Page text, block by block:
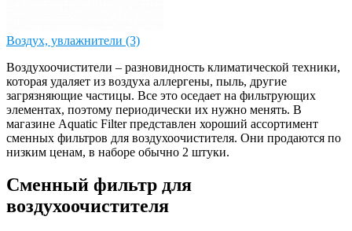
Воздух, увлажнители (3)
Воздухоочистители – разновидность климатической техники,
которая удаляет из воздуха аллергены, пыль, другие
загрязняющие частицы. Все это оседает на фильтрующих
элементах, поэтому периодически их нужно менять. В
магазине Aquatic Filter представлен хороший ассортимент
сменных фильтров для воздухоочистителя. Они продаются по
низким ценам, в наборе обычно 2 штуки.
Сменный фильтр для
воздухоочистителя